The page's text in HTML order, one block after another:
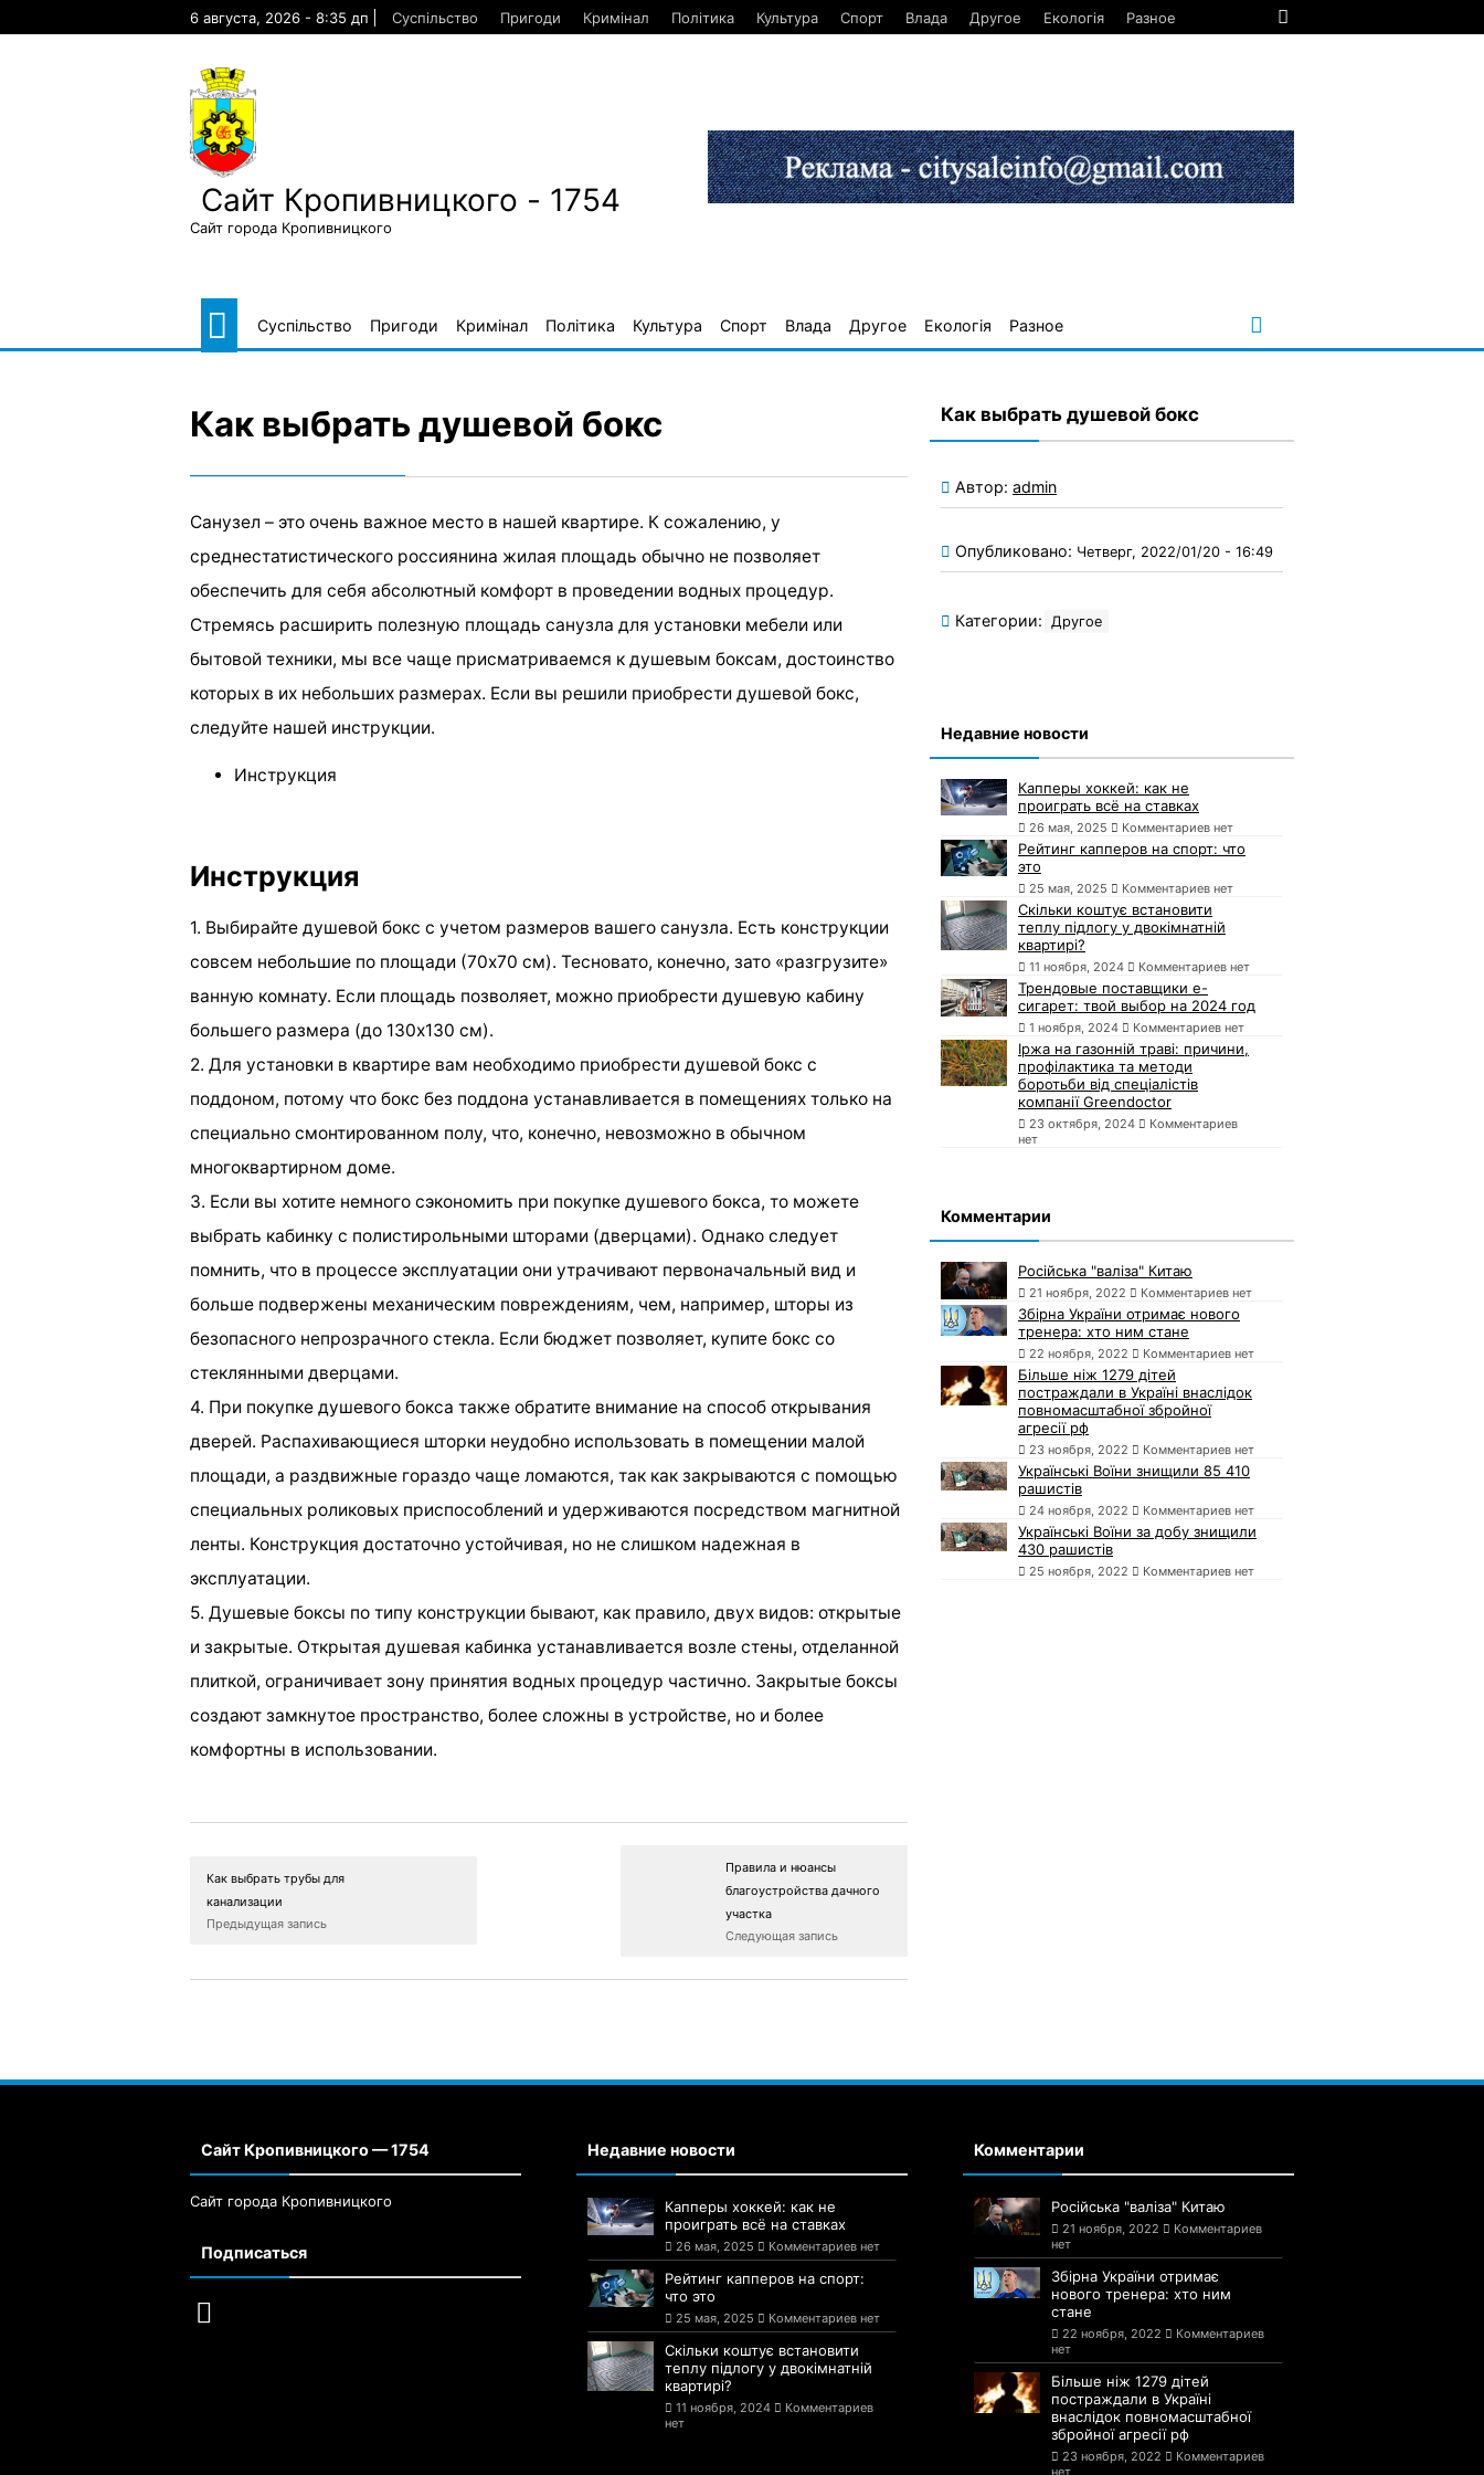
6 августа, 2026 - 8:35 дп Суспільство Пригоди Кримінал Політика Культура Спорт Влада Другое Екологія Разное
Сайт Кропивницкого - 1754
Сайт города Кропивницкого
Суспільство Пригоди Кримінал Політика Культура Спорт Влада Другое Екологія Разное
Как выбрать душевой бокс
Санузел – это очень важное место в нашей квартире. К сожалению, у
среднестатистического россиянина жилая площадь обычно не позволяет
обеспечить для себя абсолютный комфорт в проведении водных процедур.
Стремясь расширить полезную площадь санузла для установки мебели или
бытовой техники, мы все чаще присматриваемся к душевым боксам, достоинство
которых в их небольших размерах. Если вы решили приобрести душевой бокс,
следуйте нашей инструкции.
Инструкция
Инструкция
1. Выбирайте душевой бокс с учетом размеров вашего санузла. Есть конструкции
совсем небольшие по площади (70х70 см). Тесновато, конечно, зато «разгрузите»
ванную комнату. Если площадь позволяет, можно приобрести душевую кабину
большего размера (до 130х130 см).
2. Для установки в квартире вам необходимо приобрести душевой бокс с
поддоном, потому что бокс без поддона устанавливается в помещениях только на
специально смонтированном полу, что, конечно, невозможно в обычном
многоквартирном доме.
3. Если вы хотите немного сэкономить при покупке душевого бокса, то можете
выбрать кабинку с полистирольными шторами (дверцами). Однако следует
помнить, что в процессе эксплуатации они утрачивают первоначальный вид и
больше подвержены механическим повреждениям, чем, например, шторы из
безопасного непрозрачного стекла. Если бюджет позволяет, купите бокс со
стеклянными дверцами.
4. При покупке душевого бокса также обратите внимание на способ открывания
дверей. Распахивающиеся шторки неудобно использовать в помещении малой
площади, а раздвижные гораздо чаще ломаются, так как закрываются с помощью
специальных роликовых приспособлений и удерживаются посредством магнитной
ленты. Конструкция достаточно устойчивая, но не слишком надежная в
эксплуатации.
5. Душевые боксы по типу конструкции бывают, как правило, двух видов: открытые
и закрытые. Открытая душевая кабинка устанавливается возле стены, отделанной
плиткой, ограничивает зону принятия водных процедур частично. Закрытые боксы
создают замкнутое пространство, более сложны в устройстве, но и более
комфортны в использовании.
Как выбрать трубы для
канализации
Предыдущая запись
Правила и нюансы
благоустройства дачного
участка
Следующая запись
Как выбрать душевой бокс
Автор: admin
Опубликовано: Четверг, 2022/01/20 - 16:49
Категории: Другое
Недавние новости
Капперы хоккей: как не
проиграть всё на ставках
26 мая, 2025 Комментариев нет
Рейтинг капперов на спорт: что
это
25 мая, 2025 Комментариев нет
Скільки коштує встановити
теплу підлогу у двокімнатній
квартирі?
11 ноября, 2024 Комментариев нет
Трендовые поставщики e-
сигарет: твой выбор на 2024 год
1 ноября, 2024 Комментариев нет
Іржа на газонній траві: причини,
профілактика та методи
боротьби від спеціалістів
компанії Greendoctor
23 октября, 2024
Комментариев
нет
Комментарии
Російська "валіза" Китаю
21 ноября, 2022 Комментариев нет
Збірна України отримає нового
тренера: хто ним стане
22 ноября, 2022 Комментариев нет
Більше ніж 1279 дітей
постраждали в Україні внаслідок
повномасштабної збройної
агресії рф
23 ноября, 2022 Комментариев нет
Українські Воїни знищили 85 410
рашистів
24 ноября, 2022 Комментариев нет
Українські Воїни за добу знищили
430 рашистів
25 ноября, 2022 Комментариев нет
Сайт Кропивницкого — 1754
Сайт города Кропивницкого
Подписаться
Недавние новости
Капперы хоккей: как не
проиграть всё на ставках
26 мая, 2025 Комментариев нет
Рейтинг капперов на спорт:
что это
25 мая, 2025 Комментариев нет
Скільки коштує встановити
теплу підлогу у двокімнатній
квартирі?
11 ноября, 2024
Комментариев
нет
Комментарии
Російська "валіза" Китаю
21 ноября, 2022
Комментариев
нет
Збірна України отримає
нового тренера: хто ним
стане
22 ноября, 2022
Комментариев
нет
Більше ніж 1279 дітей
постраждали в Україні
внаслідок повномасштабної
збройної агресії рф
23 ноября, 2022
Комментариев
нет